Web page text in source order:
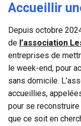
Accueillir
Depuis octobre
de l’association
entreprises de
le week-end, pour
sans domicile.
accueillies,
pour se
que ce soit en